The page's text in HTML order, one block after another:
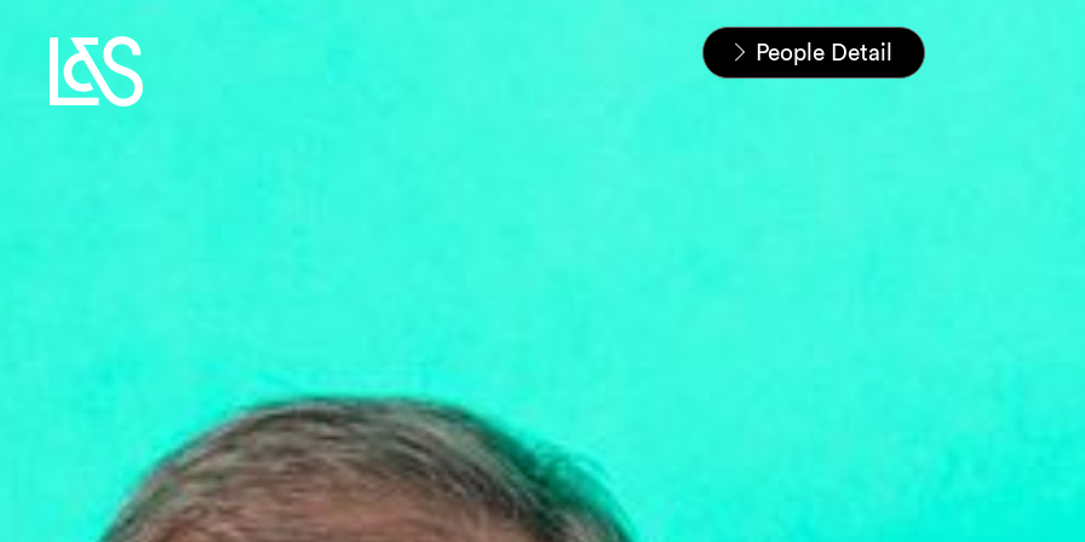
Startseite
Unser Team
People Detail